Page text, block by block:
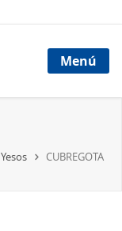
Menú
Yesos CUBREGOTA